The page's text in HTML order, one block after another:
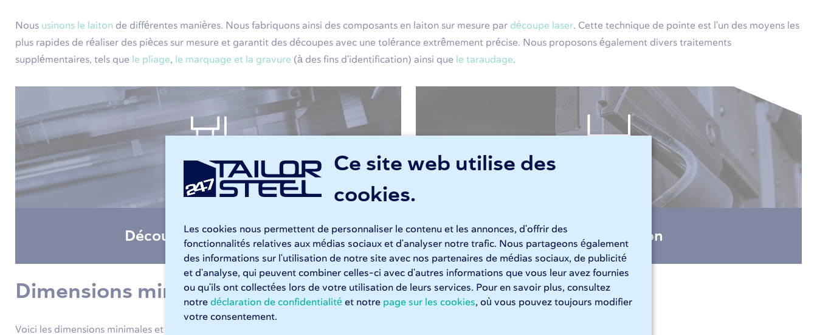
Ce site web utilise des
cookies.
Les cookies nous permettent de personnaliser le contenu et les annonces, d'offrir des
fonctionnalités relatives aux médias sociaux et d'analyser notre trafic. Nous partageons également
des informations sur l'utilisation de notre site avec nos partenaires de médias sociaux, de publicité
et d'analyse, qui peuvent combiner celles-ci avec d'autres informations que vous leur avez fournies
ou qu'ils ont collectées lors de votre utilisation de leurs services. Pour en savoir plus, consultez
notre déclaration de confidentialité et notre page sur les cookies, où vous pouvez toujours modifier
votre consentement.
Nous usinons le laiton de différentes manières. Nous fabriquons ainsi des composants en laiton sur mesure par découpe laser. Cette technique de pointe est l'un des moyens les
plus rapides de réaliser des pièces sur mesure et garantit des découpes avec une tolérance extrêmement précise. Nous proposons également divers traitements
supplémentaires, tels que
le pliage, le marquage et la gravure (à des fins d'identification) ainsi que le taraudage.
Découpe laser du laiton Pliage en laiton
Dimensions minimales et maximales
Voici les dimensions minimales et maximales des tôles en laiton :